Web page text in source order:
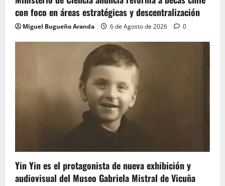
con foco en áreas estratégicas y descentralización
Miguel Bugueño Aranda 6 de Agosto de 2026 0
Yin Yin es el protagonista de nueva exhibición y
audiovisual del Museo Gabriela Mistral de Vicuña